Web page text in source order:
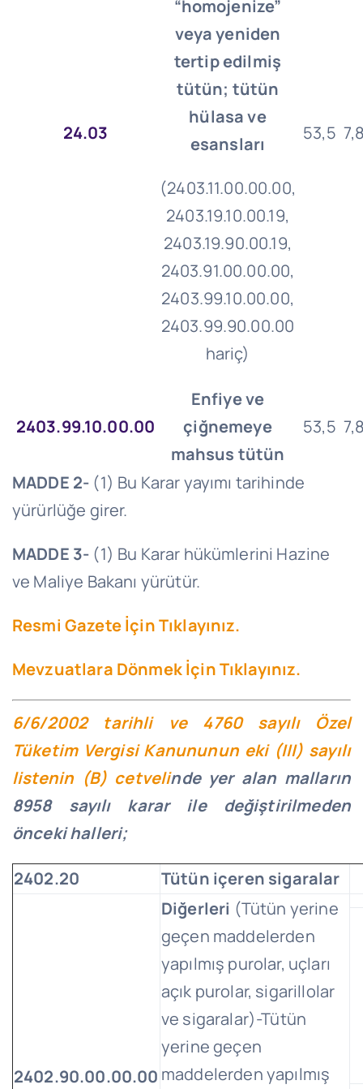
24.03
“homojenize”
veya yeniden
tertip edilmiş
tütün; tütün
hülasa ve
esansları
(2403.11.00.00.00,
2403.19.10.00.19,
2403.19.90.00.19,
2403.91.00.00.00,
2403.99.10.00.00,
2403.99.90.00.00
hariç)
53,5
2403.99.10.00.00
Enfiye ve
çiğnemeye
mahsus tütün
53,5
MADDE 2- (1) Bu Karar yayımı tarihinde
yürürlüğe girer.
MADDE 3- (1) Bu Karar hükümlerini Hazine
ve Maliye Bakanı yürütür.
Resmi Gazete İçin Tıklayınız.
Mevzuatlara Dönmek İçin Tıklayınız.
6/6/2002 tarihli ve 4760 sayılı Özel
Tüketim Vergisi Kanununun eki (III) sayılı
listenin (B) cetvelinde yer alan malların
8958 sayılı karar ile değiştirilmeden
önceki halleri;
2402.20 Tütün içeren sigaralar
2402.90.00.00.00
Diğerleri (Tütün yerine
geçen maddelerden
yapılmış purolar, uçları
açık purolar, sigarillolar
ve sigaralar)-Tütün
yerine geçen
maddelerden yapılmış